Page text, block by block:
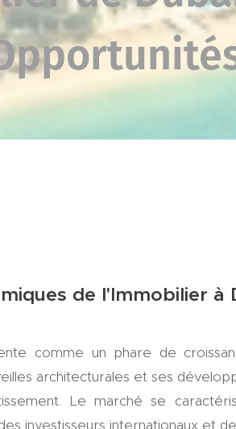
de l'Immobilier à
comme un phare de
architecturales et ses
Le marché se
investisseurs internationaux et